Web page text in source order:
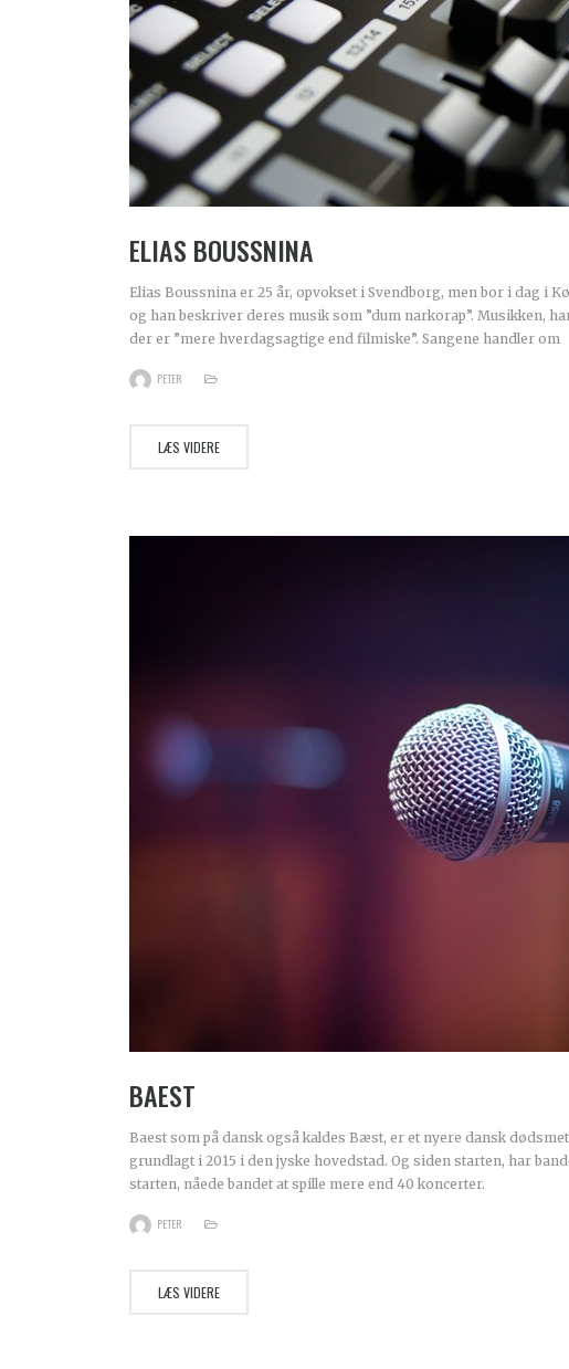
ELIAS BOUSSNINA
Elias Boussnina er 25 år, opvokset i Svendborg, men bor i dag i
og han beskriver deres musik som ”dum narkorap”. Musikken,
der er ”mere hverdagsagtige end filmiske”. Sangene handler om
PETER
LÆS VIDERE
BAEST
Baest som på dansk også kaldes Bæst, er et nyere dansk
grundlagt i 2015 i den jyske hovedstad. Og siden starten, har
starten, nåede bandet at spille mere end 40 koncerter.
PETER
LÆS VIDERE